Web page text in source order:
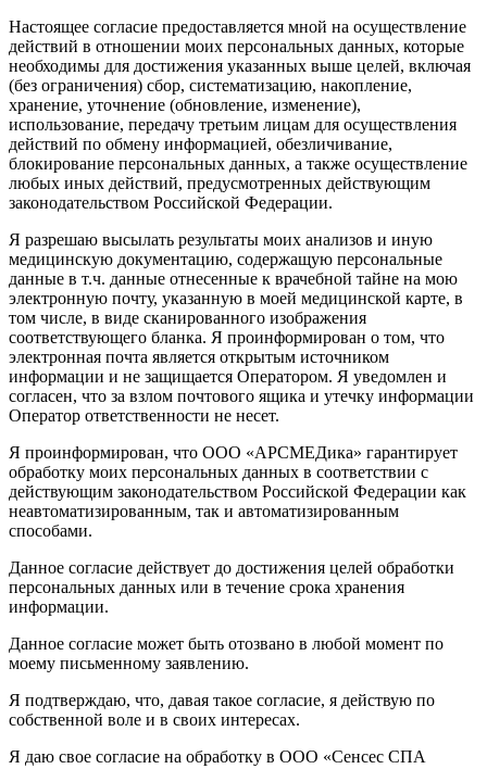
Настоящее согласие предоставляется мной на осуществление
действий в отношении моих персональных данных, которые
необходимы для достижения указанных выше целей, включая
(без ограничения) сбор, систематизацию, накопление,
хранение, уточнение (обновление, изменение),
использование, передачу третьим лицам для осуществления
действий по обмену информацией, обезличивание,
блокирование персональных данных, а также осуществление
любых иных действий, предусмотренных действующим
законодательством Российской Федерации.
Я разрешаю высылать результаты моих анализов и иную
медицинскую документацию, содержащую персональные
данные в т.ч. данные отнесенные к врачебной тайне на мою
электронную почту, указанную в моей медицинской карте, в
том числе, в виде сканированного изображения
соответствующего бланка. Я проинформирован о том, что
электронная почта является открытым источником
информации и не защищается Оператором. Я уведомлен и
согласен, что за взлом почтового ящика и утечку информации
Оператор ответственности не несет.
Я проинформирован, что ООО «АРСМЕДика» гарантирует
обработку моих персональных данных в соответствии с
действующим законодательством Российской Федерации как
неавтоматизированным, так и автоматизированным
способами.
Данное согласие действует до достижения целей обработки
персональных данных или в течение срока хранения
информации.
Данное согласие может быть отозвано в любой момент по
моему письменному заявлению.
Я подтверждаю, что, давая такое согласие, я действую по
собственной воле и в своих интересах.
Я даю свое согласие на обработку в ООО «Сенсес СПА